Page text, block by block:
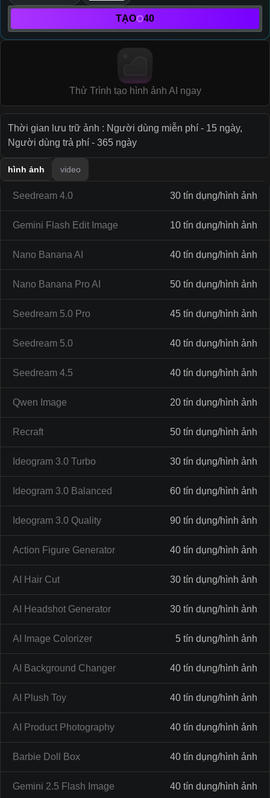
TẠO 40
Thử Trình tạo hình ảnh AI ngay
Thời gian lưu trữ ảnh : Người dùng miễn phí - 15 ngày,
Người dùng trả phí - 365 ngày
hình ảnh video
Seedream 4.0 30 tín dụng/hình ảnh
Gemini Flash Edit Image 10 tín dụng/hình ảnh
Nano Banana AI 40 tín dụng/hình ảnh
Nano Banana Pro AI 50 tín dụng/hình ảnh
Seedream 5.0 Pro 45 tín dụng/hình ảnh
Seedream 5.0 40 tín dụng/hình ảnh
Seedream 4.5 40 tín dụng/hình ảnh
Qwen Image 20 tín dụng/hình ảnh
Recraft 50 tín dụng/hình ảnh
Ideogram 3.0 Turbo 30 tín dụng/hình ảnh
Ideogram 3.0 Balanced 60 tín dụng/hình ảnh
Ideogram 3.0 Quality 90 tín dụng/hình ảnh
Action Figure Generator 40 tín dụng/hình ảnh
AI Hair Cut 30 tín dụng/hình ảnh
AI Headshot Generator 30 tín dụng/hình ảnh
AI Image Colorizer 5 tín dụng/hình ảnh
AI Background Changer 40 tín dụng/hình ảnh
AI Plush Toy 40 tín dụng/hình ảnh
AI Product Photography 40 tín dụng/hình ảnh
Barbie Doll Box 40 tín dụng/hình ảnh
Gemini 2.5 Flash Image 40 tín dụng/hình ảnh